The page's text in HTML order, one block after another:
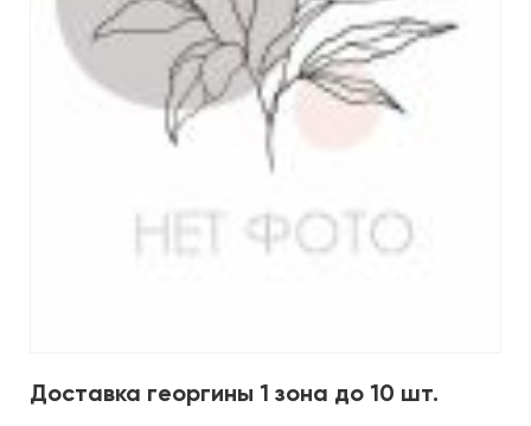
Доставка георгины 1 зона до 10 шт.